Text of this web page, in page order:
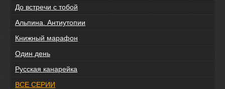
До встречи с тобой
Альпина. Антиутопии
Книжный марафон
Один день
Русская канарейка
ВСЕ СЕРИИ